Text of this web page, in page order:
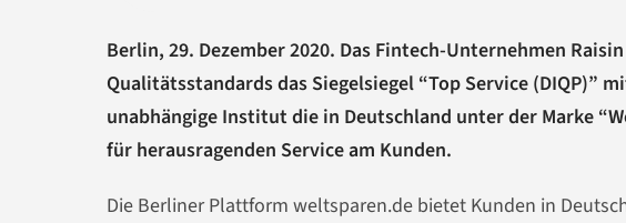
Berlin, 29. Dezember 2020. Das Fintech-Unternehmen
Qualitätsstandards das Siegelsiegel “Top Service (DIQP)”
unabhängige Institut die in Deutschland unter der Marke
für herausragenden Service am Kunden.
Die Berliner Plattform weltsparen.de bietet Kunden in